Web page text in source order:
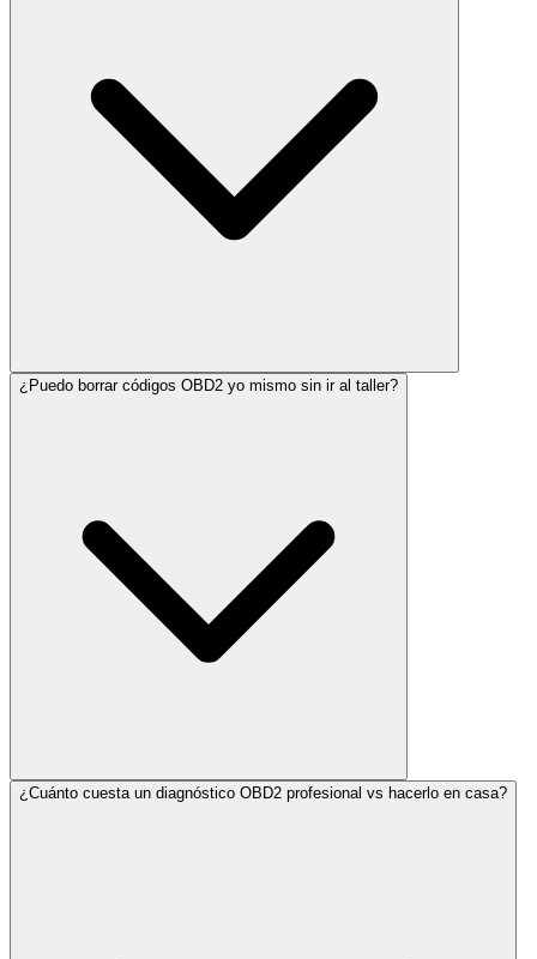
¿Puedo borrar códigos OBD2 yo mismo sin ir al taller?
¿Cuánto cuesta un diagnóstico OBD2 profesional vs hacerlo en casa?